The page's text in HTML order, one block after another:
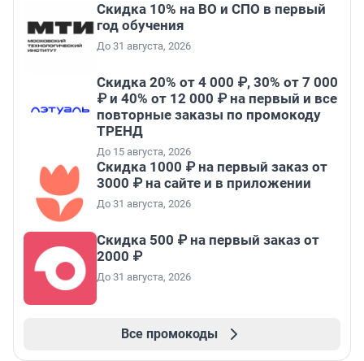
Скидка 10% на ВО и СПО в первый
год обучения
До 31 августа, 2026
Скидка 20% от 4 000 ₽, 30% от 7 000
₽ и 40% от 12 000 ₽ на первый и все
повторные заказы по промокоду
ТРЕНД
До 15 августа, 2026
Скидка 1000 ₽ на первый заказ от
3000 ₽ на сайте и в приложении
До 31 августа, 2026
Скидка 500 ₽ на первый заказ от
2000 ₽
До 31 августа, 2026
Все промокоды